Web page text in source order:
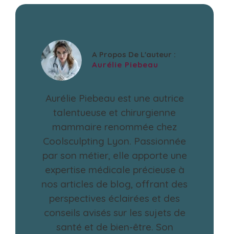
A Propos De L'auteur :
Aurélie Piebeau
Aurélie Piebeau est une autrice
talentueuse et chirurgienne
mammaire renommée chez
Coolsculpting Lyon. Passionnée
par son métier, elle apporte une
expertise médicale précieuse à
nos articles de blog, offrant des
perspectives éclairées et des
conseils avisés sur les sujets de
santé et de bien-être. Son